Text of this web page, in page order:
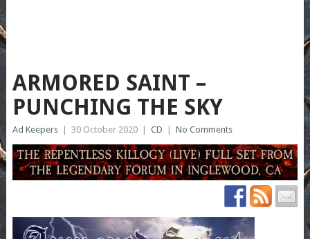
ARMORED SAINT –
PUNCHING THE SKY
Ad Keepers 30 October 2020 CD No Comments